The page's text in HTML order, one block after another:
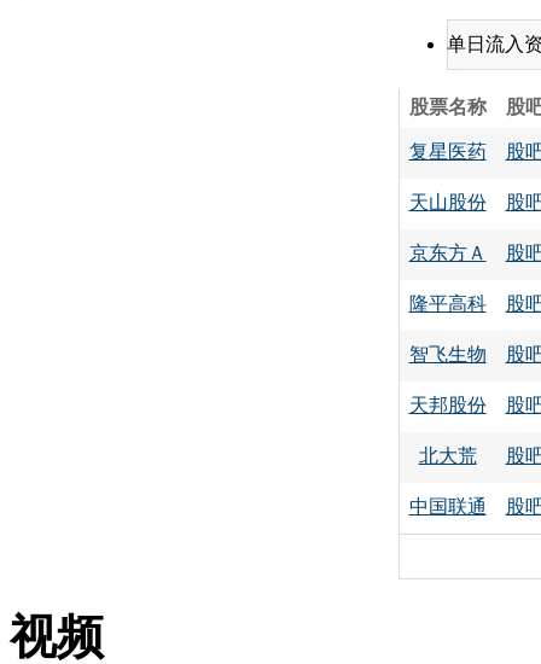
单日流入
股票名称 股
复星医药 股
天山股份 股
京东方Ａ 股
隆平高科 股
智飞生物 股
天邦股份 股
北大荒 股
中国联通 股
视频